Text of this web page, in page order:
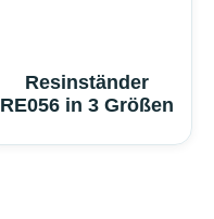
Resinständer
RE056 in 3 Größen